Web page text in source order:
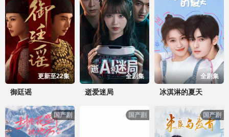
更新至22集
御廷谣
全剧集
逝爱迷局
全剧集
冰淇淋的夏天
国产剧 国产剧 国产剧